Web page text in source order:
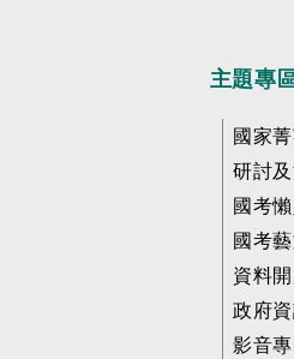
主題專
國家
研討
國考
國考
資料
政府
影音